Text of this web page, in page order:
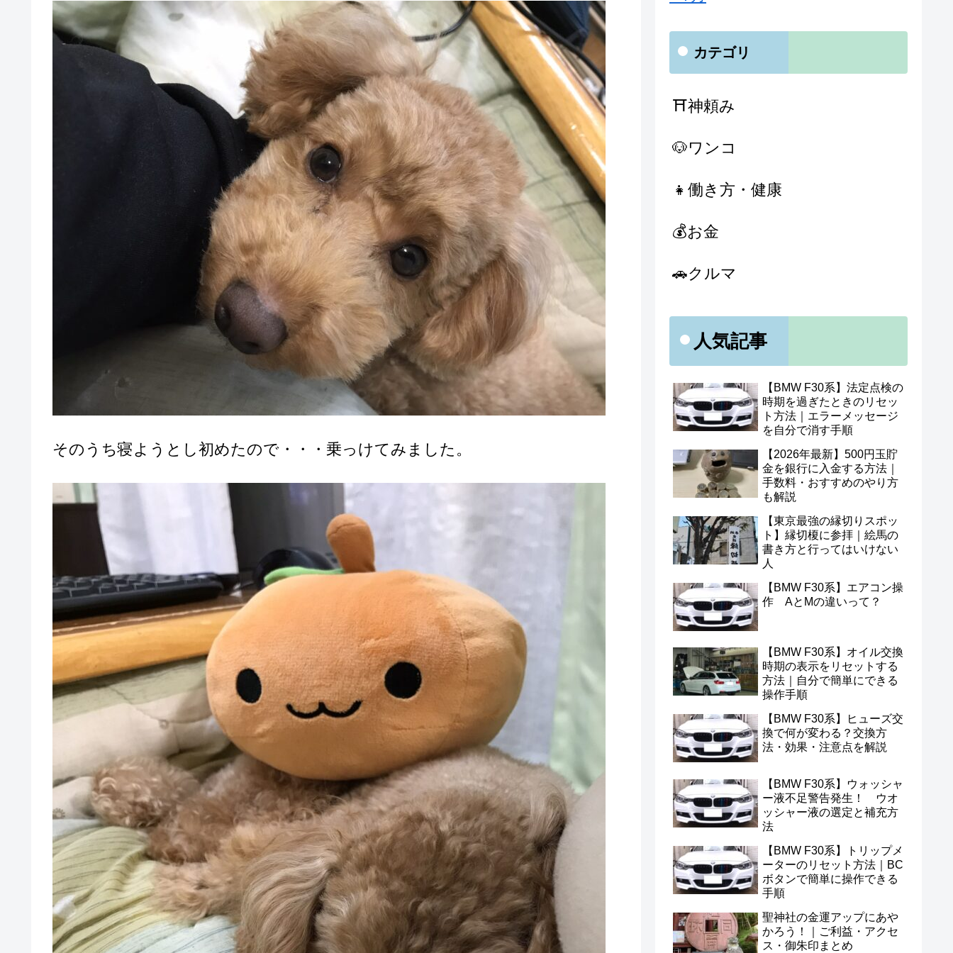
そのうち寝ようとし初めたので・・・乗っけてみました。
カテゴリ
⛩神頼み
🐶ワンコ
👧働き方・健康
💰お金
🚗クルマ
人気記事
【BMW F30系】法定点検の
時期を過ぎたときのリセッ
ト方法｜エラーメッセージ
を自分で消す手順
【2026年最新】500円玉貯
金を銀行に入金する方法｜
手数料・おすすめのやり方
も解説
【東京最強の縁切りスポッ
ト】縁切榎に参拝｜絵馬の
書き方と行ってはいけない
人
【BMW F30系】エアコン操
作 AとMの違いって？
【BMW F30系】オイル交換
時期の表示をリセットする
方法｜自分で簡単にできる
操作手順
【BMW F30系】ヒューズ交
換で何が変わる？交換方
法・効果・注意点を解説
【BMW F30系】ウォッシャ
ー液不足警告発生！ ウオ
ッシャー液の選定と補充方
法
【BMW F30系】トリップメ
ーターのリセット方法｜BC
ボタンで簡単に操作できる
手順
聖神社の金運アップにあや
かろう！｜ご利益・アクセ
ス・御朱印まとめ